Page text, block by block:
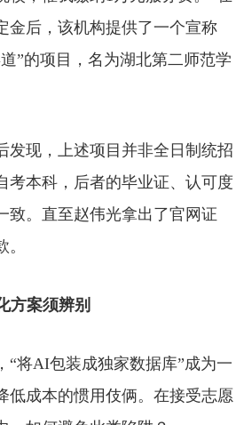
金后，该机构提供了一个宣称
”的项目，名为湖北第二师范学
现，上述项目并非全日制统招
考本科，后者的毕业证、认可度
致。直至赵伟光拿出了官网证
方案须辨别
AI包装成独家数据库”成为一
低成本的惯用伎俩。在接受志愿